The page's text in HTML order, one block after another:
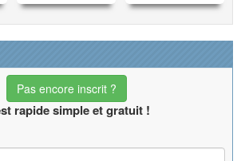
Pas encore inscrit ?
rapide simple et gratuit !